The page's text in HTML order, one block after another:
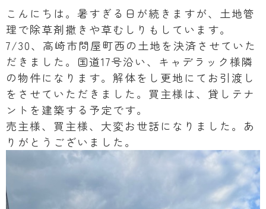
こんにちは。暑すぎる日が続きますが、土地管
理で除草剤撒きや草むしりもしています。
7/30、高崎市問屋町西の土地を決済させていた
だきました。国道17号沿い、キャデラック様隣
の物件になります。解体をし更地にてお引渡し
をさせていただきました。買主様は、貸しテナ
ントを建築する予定です。
売主様、買主様、大変お世話になりました。あ
りがとうございました。